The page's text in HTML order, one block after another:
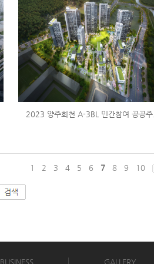
2023 양주회천 A-3BL 민간참여 공공주..
1 2 3 4 5 6 7 8 9 10
BUSINESS GALLERY